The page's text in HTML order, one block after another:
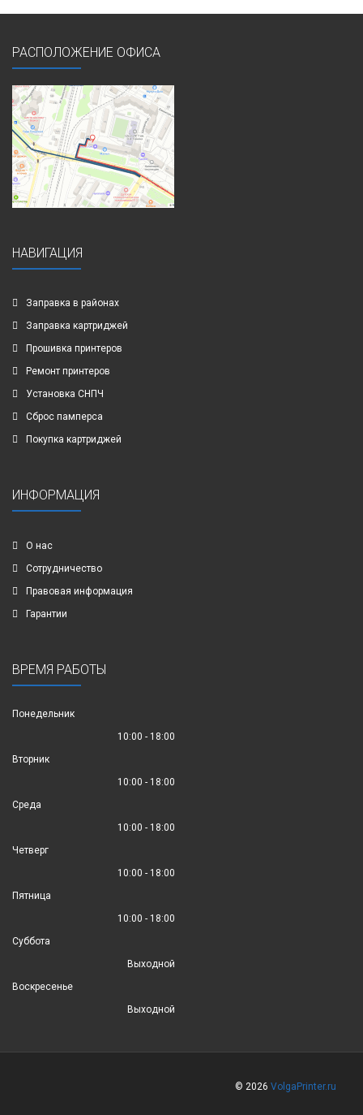
РАСПОЛОЖЕНИЕ ОФИСА
НАВИГАЦИЯ
Заправка в районах
Заправка картриджей
Прошивка принтеров
Ремонт принтеров
Установка СНПЧ
Сброс памперса
Покупка картриджей
ИНФОРМАЦИЯ
О нас
Сотрудничество
Правовая информация
Гарантии
ВРЕМЯ РАБОТЫ
Понедельник
10:00 - 18:00
Вторник
10:00 - 18:00
Среда
10:00 - 18:00
Четверг
10:00 - 18:00
Пятница
10:00 - 18:00
Суббота
Выходной
Воскресенье
Выходной
© 2026 VolgaPrinter.ru